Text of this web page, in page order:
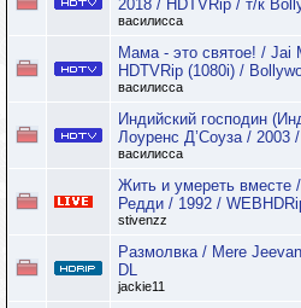
2018 / HDTVRip / т/к
василисса
Мама - это святое! / Jai
HDTVRip (1080i) /
василисса
Индийский господин
Лоуренс Д’Соуза / 2003
василисса
Жить и умереть вместе
Редди / 1992 /
stivenzz
Размолвка / Mere
DL
jackie11